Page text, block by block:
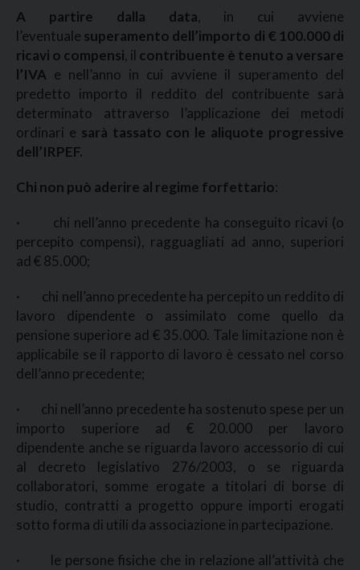
A partire dalla data, in cui avviene
l’eventuale superamento dell’importo di € 100.000 di
ricavi o compensi, il contribuente è tenuto a versare
l’IVA e nell’anno in cui avviene il superamento del
predetto importo il reddito del contribuente sarà
determinato attraverso l’applicazione dei metodi
ordinari e sarà tassato con le aliquote progressive
dell’IRPEF.
Chi non può aderire al regime forfettario:
· chi nell’anno precedente ha conseguito ricavi (o
percepito compensi), ragguagliati ad anno, superiori
ad € 85.000;
· chi nell’anno precedente ha percepito un reddito di
lavoro dipendente o assimilato come quello da
pensione superiore ad € 35.000. Tale limitazione non è
applicabile se il rapporto di lavoro è cessato nel corso
dell’anno precedente;
· chi nell’anno precedente ha sostenuto spese per un
importo superiore ad € 20.000 per lavoro
dipendente anche se riguarda lavoro accessorio di cui
al decreto legislativo 276/2003, o se riguarda
collaboratori, somme erogate a titolari di borse di
studio, contratti a progetto oppure importi erogati
sotto forma di utili da associazione in partecipazione.
· le persone fisiche che in relazione all’attività che